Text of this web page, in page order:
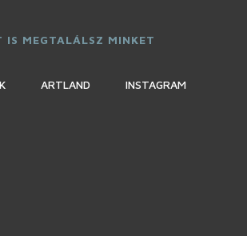
IS MEGTALÁLSZ MINKET
ARTLAND INSTAGRAM